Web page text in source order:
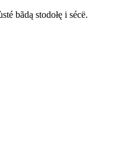
bãdą stodołę i sécë.